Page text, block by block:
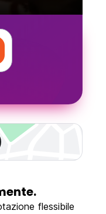
flessibile